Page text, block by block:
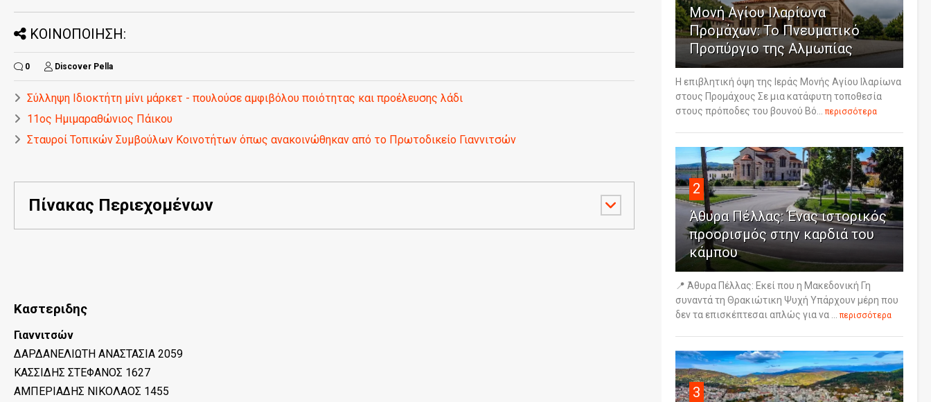
ΚΟΙΝΟΠΟΙΗΣΗ:
0 Discover Pella
Σύλληψη Ιδιοκτήτη μίνι μάρκετ - πουλούσε αμφιβόλου ποιότητας και προέλευσης λάδι
11ος Ημιμαραθώνιος Πάικου
Σταυροί Τοπικών Συμβούλων Κοινοτήτων όπως ανακοινώθηκαν από το Πρωτοδικείο Γιαννιτσών
Πίνακας Περιεχομένων
Καστεριδης
Γιαννιτσών
ΔΑΡΔΑΝΕΛΙΩΤΗ ΑΝΑΣΤΑΣΙΑ 2059
ΚΑΣΣΙΔΗΣ ΣΤΕΦΑΝΟΣ 1627
ΑΜΠΕΡΙΑΔΗΣ ΝΙΚΟΛΑΟΣ 1455
Μονή Αγίου Ιλαρίωνα
Προμάχων: Το Πνευματικό
Προπύργιο της Αλμωπίας
Η επιβλητική όψη της Ιεράς Μονής Αγίου Ιλαρίωνα
στους Προμάχους Σε μια κατάφυτη τοποθεσία
στους πρόποδες του βουνού Βό...
περισσότερα
2
Άθυρα Πέλλας: Ένας ιστορικός
προορισμός στην καρδιά του
κάμπου
📍 Άθυρα Πέλλας: Εκεί που η Μακεδονική Γη
συναντά τη Θρακιώτικη Ψυχή Υπάρχουν μέρη που
δεν τα επισκέπτεσαι απλώς για να ...
περισσότερα
3